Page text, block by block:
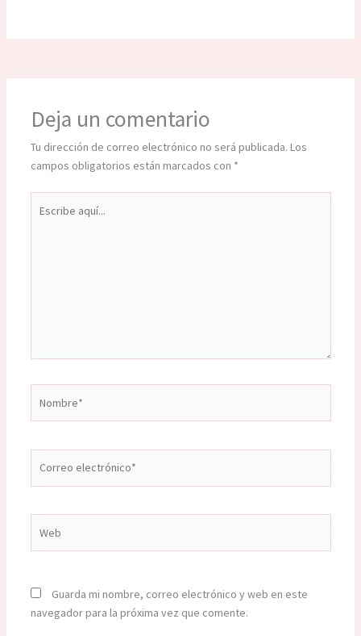
Deja un comentario
Tu dirección de correo electrónico no será publicada. Los
campos obligatorios están marcados con *
aquí...
electrónico*
Guarda mi nombre, correo electrónico y web en este
navegador para la próxima vez que comente.